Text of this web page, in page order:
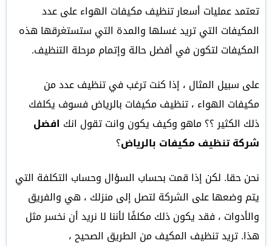
تعتمد عمليات أسعار تنظيف مكيفات الهواء على عدد
المكيفات التي تريد غسلها والمدة التي ستستغرقها هذه
المكيفات لتكون في أفضل حالة وإتمام مرحلة التنظيف.
على سبيل المثال ، إذا كنت ترغب في تنظيف عدد من
مكيفات الهواء ، تنظيف مكيفات بالرياض فسوف يكلفك
ذلك الكثير ؟؟ ماهو وكيف يكون وانت تقول انك افضل
شركة تنظيف مكيفات بالرياض؟
نحن حقا. لكن إذا قمت بحساب السؤال وحساب التكلفة التي
يتم وضعها على الشركة لتصل إلى منزلك ، هي والفريق
والأدوات ، فقد يكون ذلك مكلفًا لأننا لا نريد أن نخسر مثل
هذا. تريد تنظيف المكيف من الطريق الصحيح ،